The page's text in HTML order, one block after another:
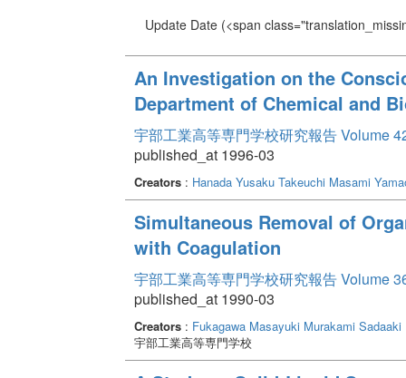
Update Date(<span
An Investigation on the
Department of Chemical and
宇部工業高等専門学校研究報告 Volume
published_at 1996-03
Creators: Hanada Yusaku Takeuchi Masami
Simultaneous Removal of
with Coagulation
宇部工業高等専門学校研究報告 Volume
published_at 1990-03
Creators: Fukagawa Masayuki Murakami Sadaaki
宇部工業高等専門学校